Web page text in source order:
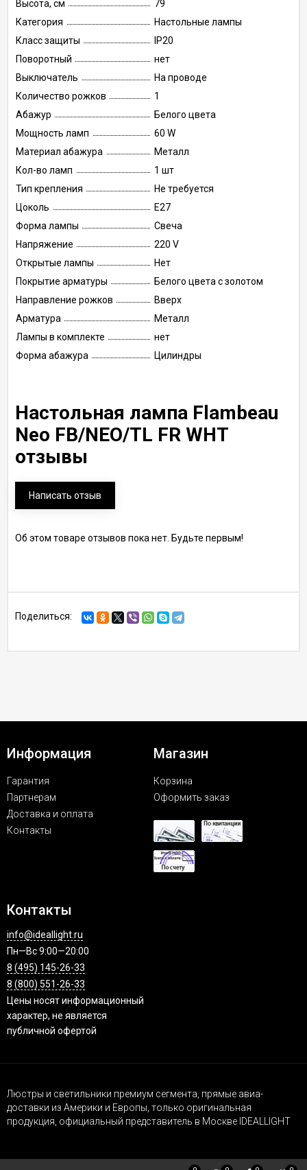
Высота, см
79
Категория
Настольные лампы
Класс защиты
IP20
Поворотный
нет
Выключатель
На проводе
Количество рожков
1
Абажур
Белого цвета
Мощность ламп
60 W
Материал абажура
Металл
Кол-во ламп
1 шт
Тип крепления
Не требуется
Цоколь
E27
Форма лампы
Свеча
Напряжение
220 V
Открытые лампы
Нет
Покрытие арматуры
Белого цвета с золотом
Направление рожков
Вверх
Арматура
Металл
Лампы в комплекте
нет
Форма абажура
Цилиндры
Настольная лампа Flambeau
Neo FB/NEO/TL FR WHT
отзывы
Написать отзыв
Об этом товаре отзывов пока нет. Будьте первым!
Поделиться:
Информация
Гарантия
Партнерам
Доставка и оплата
Контакты
Магазин
Корзина
Оформить заказ
Контакты
info@ideallight.ru
Пн—Вс 9:00—20:00
8 (495) 145-26-33
8 (800) 551-26-33
Цены носят информационный
характер, не является
публичной офертой
Люстры и светильники премиум сегмента, прямые авиа-
доставки из Америки и Европы, только оригинальная
продукция, официальный представитель в Москве IDEALLIGHT